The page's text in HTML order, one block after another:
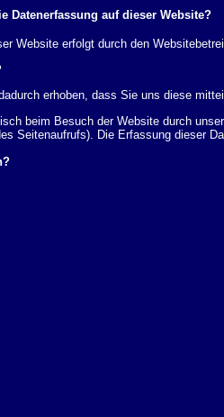
Datenerfassung auf dieser Website?
Website erfolgt durch den
erhoben, dass Sie uns diese
beim Besuch der Website durch
Seitenaufrufs). Die Erfassung dieser